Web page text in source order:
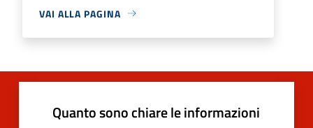
VAI ALLA PAGINA
Quanto sono chiare le informazioni